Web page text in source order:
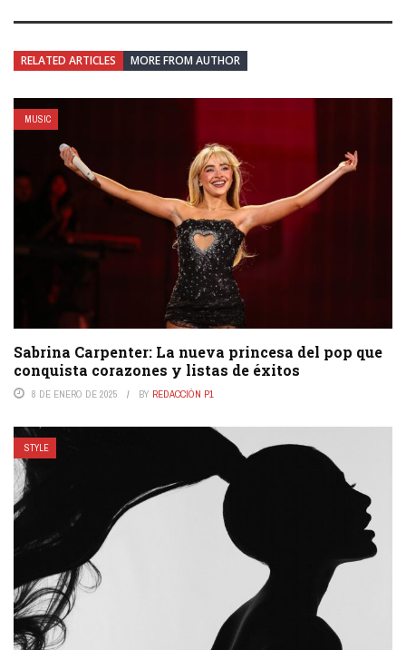
RELATED ARTICLES MORE FROM AUTHOR
MUSIC
Sabrina Carpenter: La nueva princesa del pop que
conquista corazones y listas de éxitos
8 DE ENERO DE 2025 BY REDACCIÓN P1
STYLE